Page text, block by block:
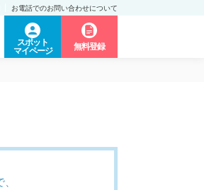
お電話でのお問い合わせについて
スポット
マイページ
無料登録